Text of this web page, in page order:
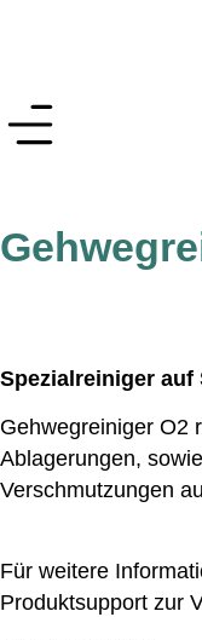
Spezialreiniger
Gehwegreiniger O2
Ablagerungen,
Verschmutzungen
Für weitere
Produktsupport zur